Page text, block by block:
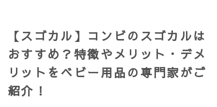
【スゴカル】コンビのスゴカルは
おすすめ？特徴やメリット・デメ
リットをベビー用品の専門家がご
紹介！